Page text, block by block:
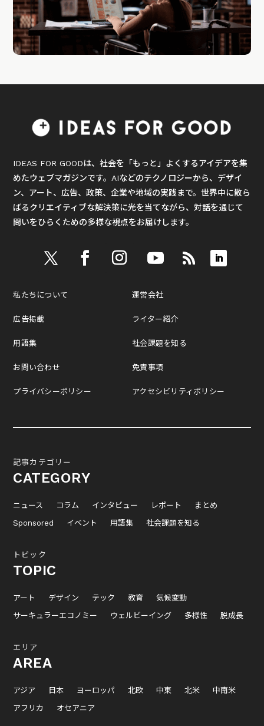
IDEAS FOR GOODは、社会を「もっと」よくするアイデアを集
めたウェブマガジンです。AIなどのテクノロジーから、デザイ
ン、アート、広告、政策、企業や地域の実践まで。世界中に散ら
ばるクリエイティブな解決策に光を当てながら、対話を通じて
問いをひらくための多様な視点をお届けします。
私たちについて
広告掲載
用語集
お問い合わせ
プライバシーポリシー
運営会社
ライター紹介
社会課題を知る
免責事項
アクセシビリティポリシー
記事カテゴリー
CATEGORY
ニュース コラム インタビュー レポート
まとめ
Sponsored
イベント 用語集 社会課題を知る
トピック
TOPIC
アート デザイン テック 教育
気候変動
サーキュラーエコノミー
ウェルビーイング 多様性 脱成長
エリア
AREA
アジア 日本 ヨーロッパ 北欧 中東 北米
中南米
アフリカ
オセアニア